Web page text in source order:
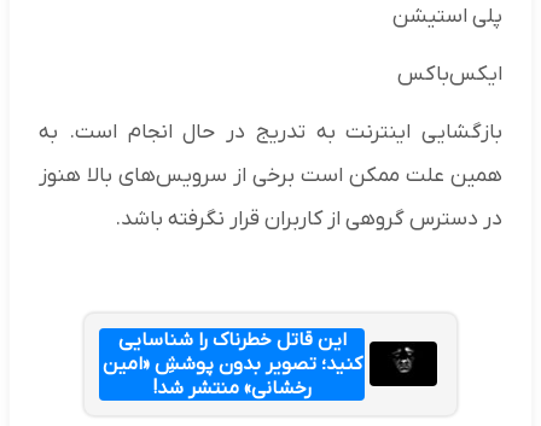
پلی استیشن
ایکس‌باکس
بازگشایی اینترنت به تدریج در حال انجام است. به
همین علت ممکن است برخی از سرویس‌های بالا هنوز
در دسترس گروهی از کاربران قرار نگرفته باشد.
این قاتل خطرناک را شناسایی
کنید؛ تصویر بدون پوششِ «امین
رخشانی» منتشر شد!